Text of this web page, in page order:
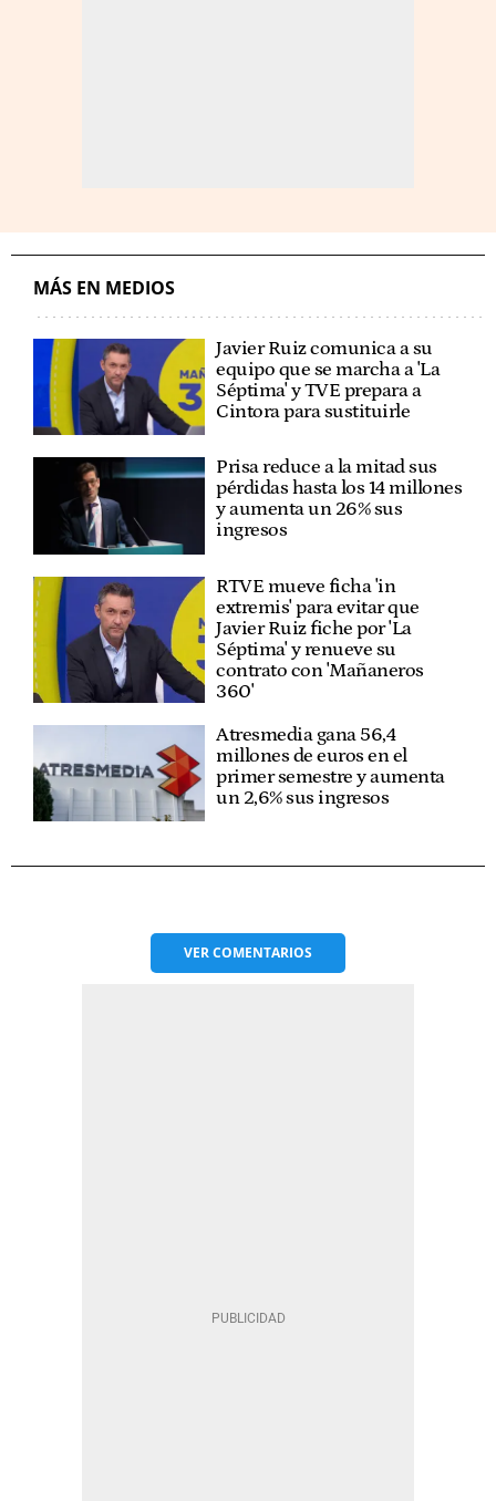
MÁS EN MEDIOS
Javier Ruiz comunica a su
equipo que se marcha a 'La
Séptima' y TVE prepara a
Cintora para sustituirle
Prisa reduce a la mitad sus
pérdidas hasta los 14 millones
y aumenta un 26% sus
ingresos
RTVE mueve ficha 'in
extremis' para evitar que
Javier Ruiz fiche por 'La
Séptima' y renueve su
contrato con 'Mañaneros
360'
Atresmedia gana 56,4
millones de euros en el
primer semestre y aumenta
un 2,6% sus ingresos
VERCOMENTARIOS